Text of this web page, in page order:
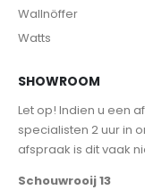
Wallnöffer
Watts
SHOWROOM
Let op! Indien u een
specialisten 2 uur in
afspraak is dit vaak
Schouwrooij 13